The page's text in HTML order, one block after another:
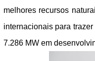
melhores recursos
internacionais para
7.286 MW em